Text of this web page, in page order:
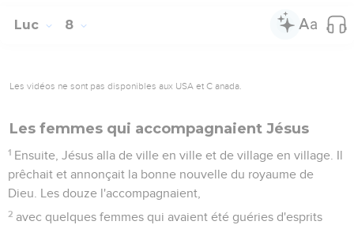
Luc 8
Les vidéos ne sont pas disponibles aux USA et C anada.
Les femmes qui accompagnaient Jésus
1 Ensuite, Jésus alla de ville en ville et de village en village. Il
prêchait et annonçait la bonne nouvelle du royaume de
Dieu. Les douze l'accompagnaient,
2 avec quelques femmes qui avaient été guéries d'esprits